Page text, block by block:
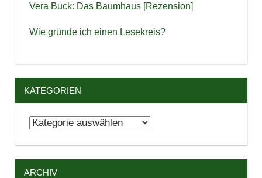
Vera Buck: Das Baumhaus [Rezension]
Wie gründe ich einen Lesekreis?
KATEGORIEN
Kategorien
ARCHIV